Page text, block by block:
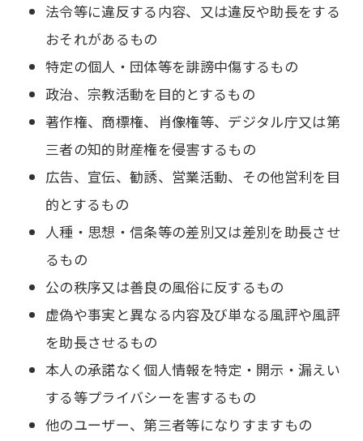
法令等に違反する内容、又は違反や助長をする
おそれがあるもの
特定の個人・団体等を誹謗中傷するもの
政治、宗教活動を目的とするもの
著作権、商標権、肖像権等、デジタル庁又は第
三者の知的財産権を侵害するもの
広告、宣伝、勧誘、営業活動、その他営利を目
的とするもの
人種・思想・信条等の差別又は差別を助長させ
るもの
公の秩序又は善良の風俗に反するもの
虚偽や事実と異なる内容及び単なる風評や風評
を助長させるもの
本人の承諾なく個人情報を特定・開示・漏えい
する等プライバシーを害するもの
他のユーザー、第三者等になりすますもの